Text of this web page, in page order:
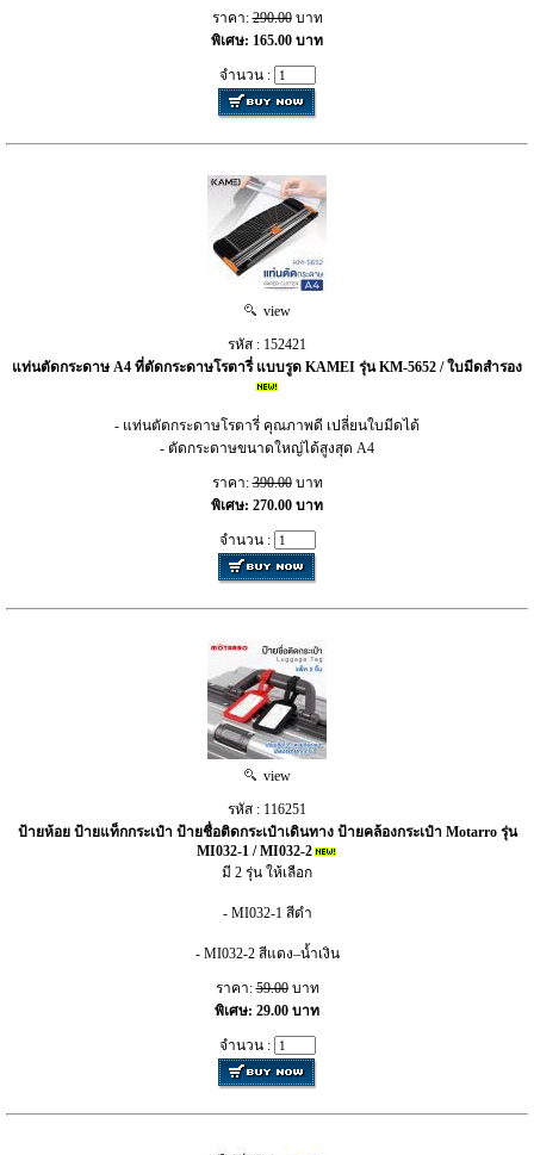
ราคา:290.00บาท
พิเศษ: 165.00 บาท
จำนวน :
view
รหัส : 152421
แท่นตัดกระดาษ A4 ที่ตัดกระดาษโรตารี่ แบบรูด KAMEI รุ่น KM-5652 / ใบมีดสำรอง
- แท่นตัดกระดาษโรตารี่ คุณภาพดี เปลี่ยนใบมีดได้
- ตัดกระดาษขนาดใหญ่ได้สูงสุด A4
ราคา:390.00บาท
พิเศษ: 270.00 บาท
จำนวน :
view
รหัส : 116251
ป้ายห้อย ป้ายแท็กกระเป๋า ป้ายชื่อติดกระเป๋าเดินทาง ป้ายคล้องกระเป๋า Motarro รุ่น
MI032-1 / MI032-2
มี 2 รุ่น ให้เลือก
- MI032-1 สีดำ
- MI032-2 สีแดง–น้ำเงิน
ราคา:59.00บาท
พิเศษ: 29.00 บาท
จำนวน :